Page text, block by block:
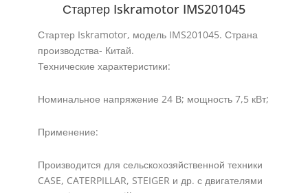
Стартер Iskramotor IMS201045
Стартер Iskramotor, модель IMS201045. Страна
производства- Китай.
Технические характеристики:
Номинальное напряжение 24 В; мощность 7,5 кВт;
Применение:
Производится для сельскохозяйственной техники
CASE, CATERPILLAR, STEIGER и др. с двигателями